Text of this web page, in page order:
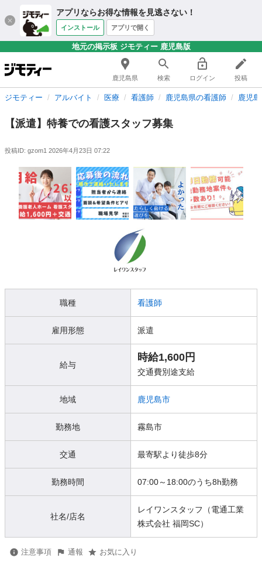
アプリならお得な情報を見逃さない！
インストール アプリで開く
地元の掲示板 ジモティー 鹿児島版
鹿児島県 検索 ログイン 投稿
ジモティー アルバイト 医療 看護師 鹿児島県の看護師 鹿児
【派遣】特養での看護スタッフ募集
投稿ID: gzom1 2026年4月23日 07:22
職種 看護師
雇用形態 派遣
給与
時給1,600円
交通費別途支給
地域 鹿児島市
勤務地 霧島市
交通 最寄駅より徒歩8分
勤務時間 07:00～18:00のうち8h勤務
社名/店名
レイワンスタッフ（電通工業
株式会社 福岡SC）
注意事項 通報 お気に入り